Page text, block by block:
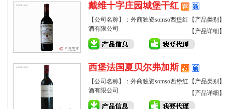
戴维十字庄园城堡干红
【公司名称】：外商独资somso西堡红
酒有限公司
【产品类别
【产品详细
西堡法国夏贝尔弗加斯
【公司名称】：外商独资somso西堡红
酒有限公司
【产品类别
【产品详细